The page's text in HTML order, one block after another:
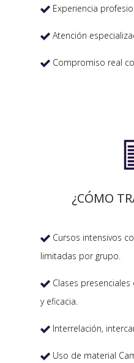
 Experiencia
 Atención
 Compromiso real
¿CÓMO
 Cursos intensivos
limitadas por grupo.
 Clases
y eficacia.
 Interrelación,
 Uso de material